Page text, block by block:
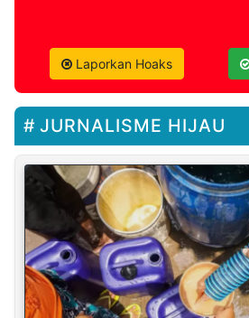
Laporkan Hoaks
JURNALISME HIJAU